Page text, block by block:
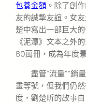
包養金額 。除了創
友的誠摯友誼。女
楚中寫出一部巨大
《泥潭》文本之外
80萬冊，成為年度
盡管“流量”“銷
畫等號，但我們仍
度，劉楚昕的故事